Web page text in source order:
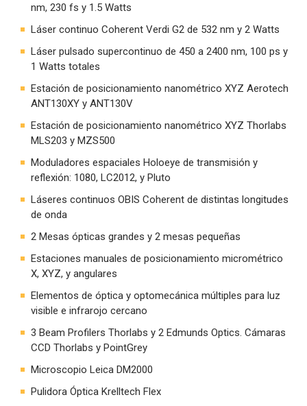
nm, 230 fs y 1.5 Watts
Láser continuo Coherent Verdi G2 de 532 nm y 2 Watts
Láser pulsado supercontinuo de 450 a 2400 nm, 100 ps y
1 Watts totales
Estación de posicionamiento nanométrico XYZ Aerotech
ANT130XY y ANT130V
Estación de posicionamiento nanométrico XYZ Thorlabs
MLS203 y MZS500
Moduladores espaciales Holoeye de transmisión y
reflexión: 1080, LC2012, y Pluto
Láseres continuos OBIS Coherent de distintas longitudes
de onda
2 Mesas ópticas grandes y 2 mesas pequeñas
Estaciones manuales de posicionamiento micrométrico
X, XYZ, y angulares
Elementos de óptica y optomecánica múltiples para luz
visible e infrarojo cercano
3 Beam Profilers Thorlabs y 2 Edmunds Optics. Cámaras
CCD Thorlabs y PointGrey
Microscopio Leica DM2000
Pulidora Óptica Krelltech Flex